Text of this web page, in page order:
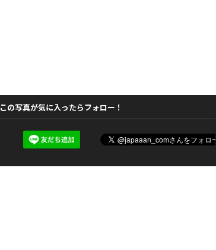
この写真が気に入ったらフォロー！